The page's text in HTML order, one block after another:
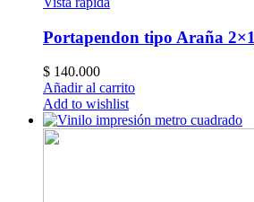
Portapendon tipo Araña 2×1
$ 140.000
Añadir al carrito
Add to wishlist